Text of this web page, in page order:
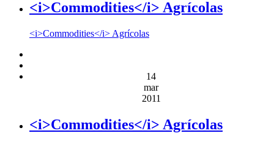
<i>Commodities</i> Agrícolas
<i>Commodities</i> Agrícolas
14
mar
2011
<i>Commodities</i> Agrícolas